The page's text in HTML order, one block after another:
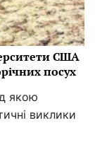
США
посух
якою
виклики